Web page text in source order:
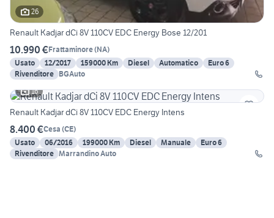
26
Renault Kadjar dCi 8V 110CV EDC Energy Bose 12/201
10.990 €Frattaminore(NA)
Usato
12/2017 159000 Km Diesel Automatico
Euro 6
Rivenditore BGAuto
16
Renault Kadjar dCi 8V 110CV EDC Energy Intens
8.400 €Cesa (CE)
Usato
06/2016 199000 Km Diesel Manuale
Euro 6
Rivenditore Marrandino Auto